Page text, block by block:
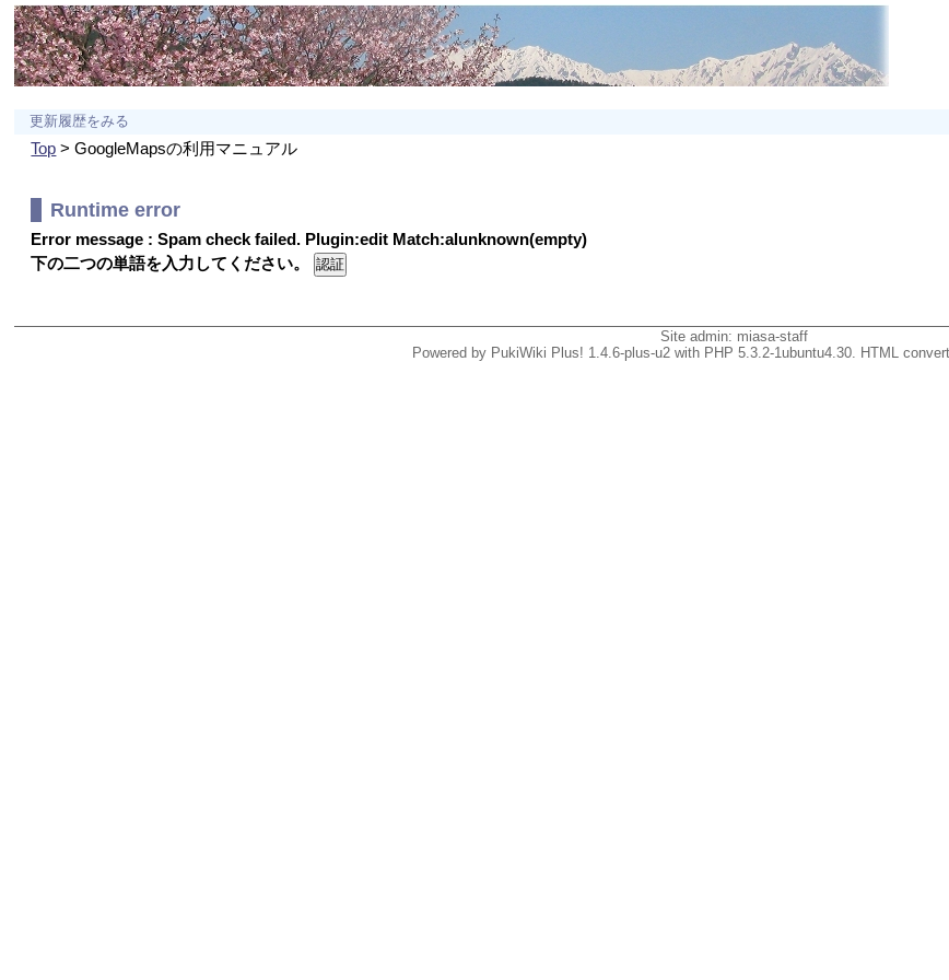
更新履歴をみる
Top > GoogleMapsの利用マニュアル
Runtime error
Error message : Spam check failed. Plugin:edit Match:alunknown(empty)
下の二つの単語を入力してください。
Site admin: miasa-staff
Powered by PukiWiki Plus! 1.4.6-plus-u2 with PHP 5.3.2-1ubuntu4.30. HTML